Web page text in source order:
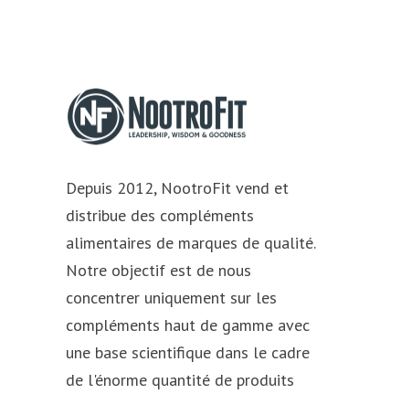
Depuis 2012, NootroFit vend et
distribue des compléments
alimentaires de marques de qualité.
Notre objectif est de nous
concentrer uniquement sur les
compléments haut de gamme avec
une base scientifique dans le cadre
de l'énorme quantité de produits